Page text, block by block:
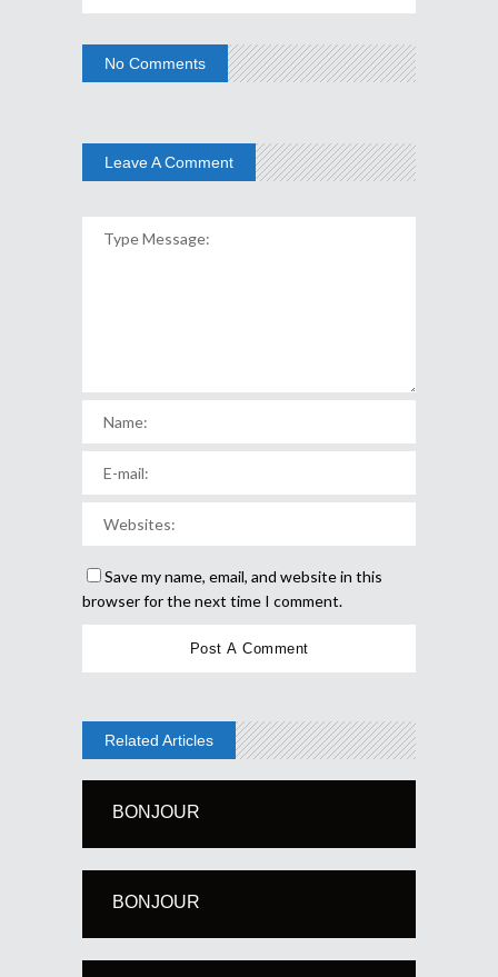
No Comments
Leave A Comment
Save my name, email, and website in this
browser for the next time I comment.
Related Articles
BONJOUR
BONJOUR